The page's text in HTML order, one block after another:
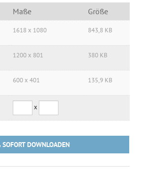
Maße Größe
1618 x 1080 843,8 KB
1200 x 801 380 KB
600 x 401 135,9 KB
x
SOFORT DOWNLOADEN